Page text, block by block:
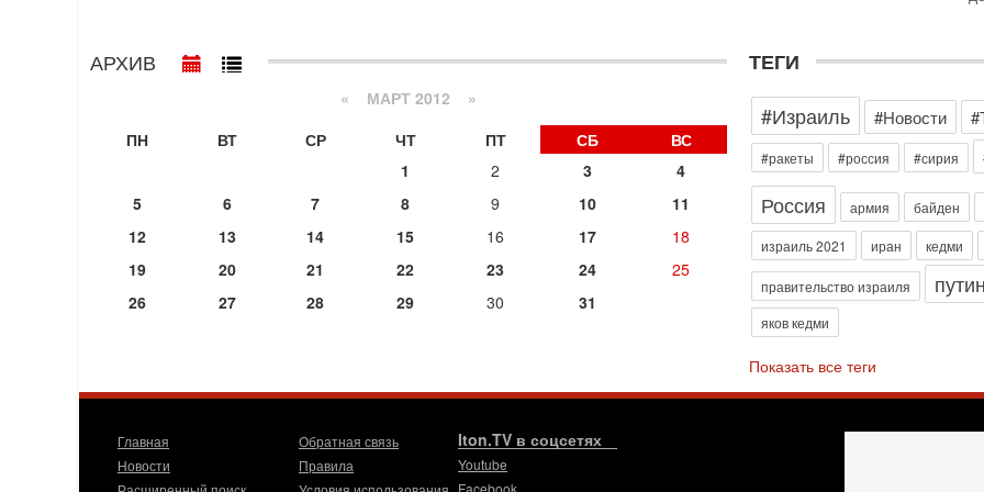
1-
АРХИВ
« МАРТ 2012 »
ПН
ВТ СР ЧТ ПТ СБ
ВС
1
2 3
4
5
6 7 8 9 10
11
12
13 14 15 16 17
18
19
20 21 22 23 24
25
26
27 28 29 30 31
ТЕГИ
#Израиль
#Новости
#ракеты #россия #сирия
Россия армия байден
израиль 2021 иран кедми
правительство израиля путин
яков кедми
Показать все теги
Главная
Новости
Обратная связь
Правила
Iton.TV в соцсетях
Youtube
Facebook